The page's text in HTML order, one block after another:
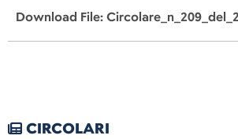
CIRCOLARI